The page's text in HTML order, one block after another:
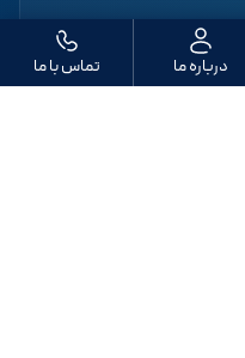
درباره ما تماس با ما